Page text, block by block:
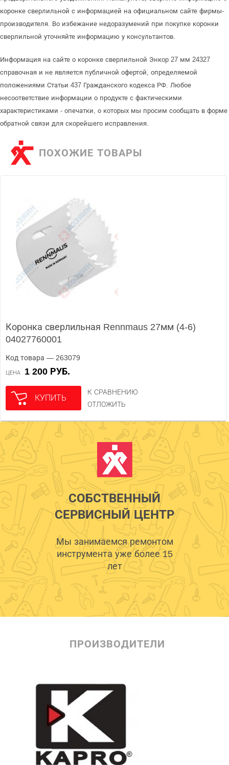
коронке сверлильной с информацией на официальном сайте фирмы-
производителя. Во избежание недоразумений при покупке коронки
сверлильной уточняйте информацию у консультантов.
Информация на сайте о коронке сверлильной Энкор 27 мм 24327
справочная и не является публичной офертой, определяемой
положениями Статьи 437 Гражданского кодекса РФ. Любое
несоответствие информации о продукте с фактическими
характеристиками - опечатки, о которых мы просим сообщать в форме
обратной связи для скорейшего исправления.
ПОХОЖИЕ ТОВАРЫ
Коронка сверлильная Rennmaus 27мм (4-6)
04027760001
Код товара — 263079
ЦЕНА 1 200 РУБ.
КУПИТЬ
К СРАВНЕНИЮ
ОТЛОЖИТЬ
СОБСТВЕННЫЙ
СЕРВИСНЫЙ ЦЕНТР
Мы занимаемся ремонтом
инструмента уже более 15
лет
ПРОИЗВОДИТЕЛИ